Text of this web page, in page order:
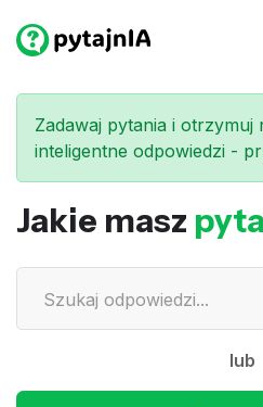
Zadawaj pytania i otrzymuj
inteligentne odpowiedzi -
Jakie masz
lub